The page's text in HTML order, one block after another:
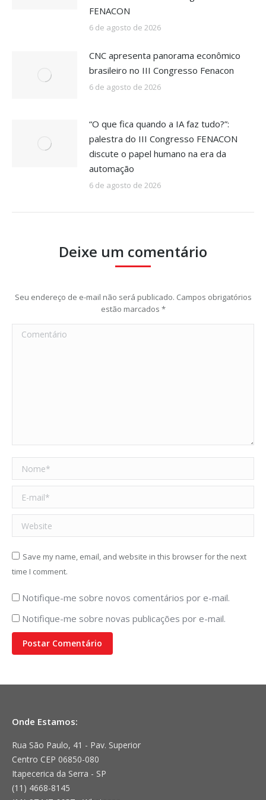
FENACON
6 de agosto de 2026
CNC apresenta panorama econômico
brasileiro no III Congresso Fenacon
6 de agosto de 2026
“O que fica quando a IA faz tudo?”:
palestra do III Congresso FENACON
discute o papel humano na era da
automação
6 de agosto de 2026
Deixe um comentário
Seu endereço de e-mail não será publicado. Campos obrigatórios
estão marcados *
Comentário
Nome *
E-mail *
Website
Save my name, email, and website in this browser for the next
time I comment.
Notifique-me sobre novos comentários por e-mail.
Notifique-me sobre novas publicações por e-mail.
Postar Comentário
Onde Estamos:
Rua São Paulo, 41 - Pav. Superior
Centro CEP 06850-080
Itapecerica da Serra - SP
(11) 4668-8145